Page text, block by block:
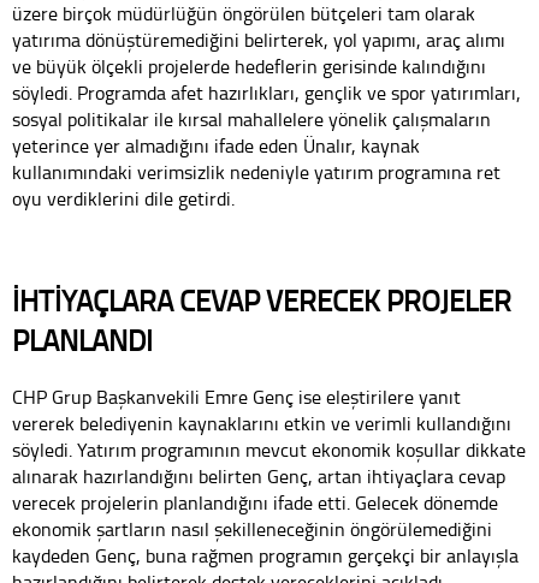
üzere birçok müdürlüğün öngörülen bütçeleri tam olarak
yatırıma dönüştüremediğini belirterek, yol yapımı, araç alımı
ve büyük ölçekli projelerde hedeflerin gerisinde kalındığını
söyledi. Programda afet hazırlıkları, gençlik ve spor yatırımları,
sosyal politikalar ile kırsal mahallelere yönelik çalışmaların
yeterince yer almadığını ifade eden Ünalır, kaynak
kullanımındaki verimsizlik nedeniyle yatırım programına ret
oyu verdiklerini dile getirdi.
İHTİYAÇLARA CEVAP VERECEK PROJELER
PLANLANDI
CHP Grup Başkanvekili Emre Genç ise eleştirilere yanıt
vererek belediyenin kaynaklarını etkin ve verimli kullandığını
söyledi. Yatırım programının mevcut ekonomik koşullar dikkate
alınarak hazırlandığını belirten Genç, artan ihtiyaçlara cevap
verecek projelerin planlandığını ifade etti. Gelecek dönemde
ekonomik şartların nasıl şekilleneceğinin öngörülemediğini
kaydeden Genç, buna rağmen programın gerçekçi bir anlayışla